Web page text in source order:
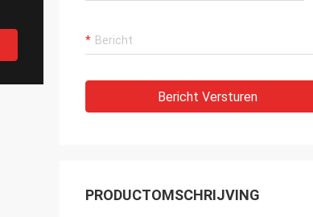
Bericht Versturen
PRODUCTOMSCHRIJVING